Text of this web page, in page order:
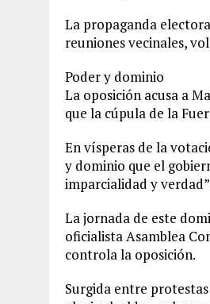
La propaganda
reuniones vecinales,
Poder y dominio
La oposición acusa a
que la cúpula de la
En vísperas de la
y dominio que el
imparcialidad y
La jornada de este
oficialista Asamblea
controla la oposición.
Surgida entre